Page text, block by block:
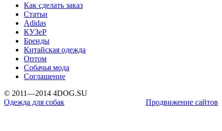
Как сделать заказ
Статьи
Adidas
КУЗеР
Бренды
Китайская одежда
Оптом
Собачья мода
Соглашение
© 2011—2014 4DOG.SU
Одежда для собак
Продвижение сайтов